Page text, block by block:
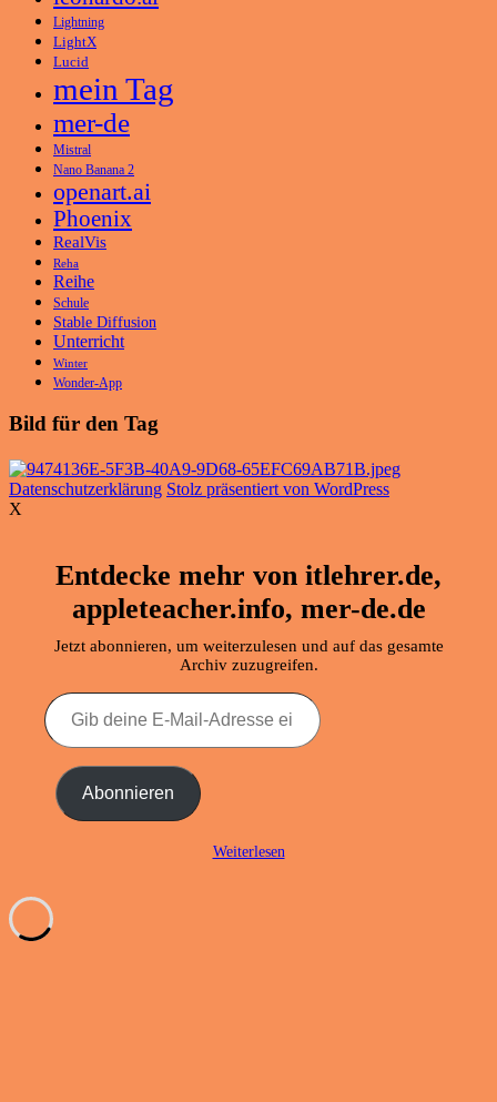
Lightning
LightX
Lucid
mein Tag
mer-de
Mistral
Nano Banana 2
openart.ai
Phoenix
RealVis
Reha
Reihe
Schule
Stable Diffusion
Unterricht
Winter
Wonder-App
Bild für den Tag
Datenschutzerklärung Stolz präsentiert von WordPress
X
Entdecke mehr von itlehrer.de,
appleteacher.info, mer-de.de
Jetzt abonnieren, um weiterzulesen und auf das gesamte
Archiv zuzugreifen.
Gib
deine
E-
Adresse
ein ... Abonnieren
Weiterlesen